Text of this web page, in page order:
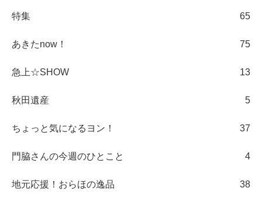
特集 65
あきたnow！ 75
急上☆SHOW 13
秋田遺産 5
ちょっと気になるヨン！ 37
門脇さんの今週のひとこと 4
地元応援！おらほの逸品 38